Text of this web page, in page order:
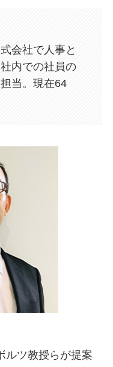
会社で人事と
内での社員の
当。現在64
ルツ教授らが提案